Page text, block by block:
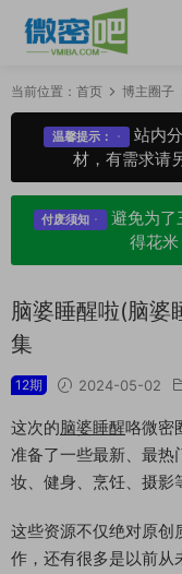
当前位置： 首页 博主圈子
温馨提示：
站内
材，有需求请
付废须知
避免为了
得花米
脑婆睡醒啦(脑婆
集
12期 2024-05-02
这次的脑婆睡醒咯微密
准备了一些最新、最热
妆、健身、烹饪、摄影
这些资源不仅绝对原创
作，还有很多是以前从